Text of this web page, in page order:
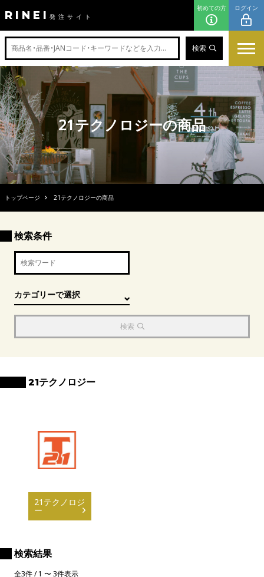
RINEI 発注サイト
初めての方 ログイン
検索
21テクノロジーの商品
トップページ 21テクノロジーの商品
検索条件
検索
21テクノロジー
21テクノロジ
ー
検索結果
全3件 / 1 〜 3件表示